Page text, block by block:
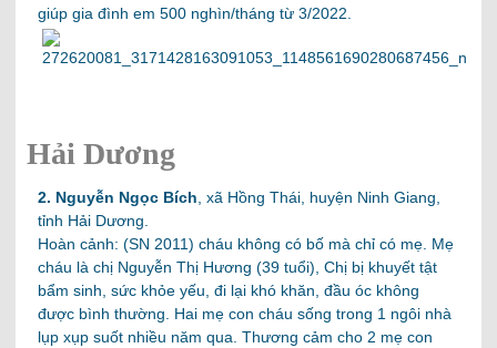
giúp gia đình em 500 nghìn/tháng từ 3/2022.
Hải Dương
2. Nguyễn Ngọc Bích,xã Hồng Thái, huyện Ninh Giang,
tỉnh Hải Dương.
Hoàn cảnh: (SN 2011) cháu không có bố mà chỉ có mẹ. Mẹ
cháu là chị Nguyễn Thị Hương (39 tuổi), Chị bị khuyết tật
bẩm sinh, sức khỏe yếu, đi lại khó khăn, đầu óc không
được bình thường. Hai mẹ con cháu sống trong 1 ngôi nhà
lụp xụp suốt nhiều năm qua. Thương cảm cho 2 mẹ con